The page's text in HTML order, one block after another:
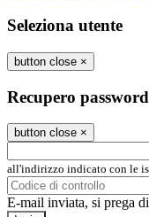
Seleziona utente
button close ×
Recupero password
button close ×
all'indirizzo indicato con le
E-mail inviata, si prega